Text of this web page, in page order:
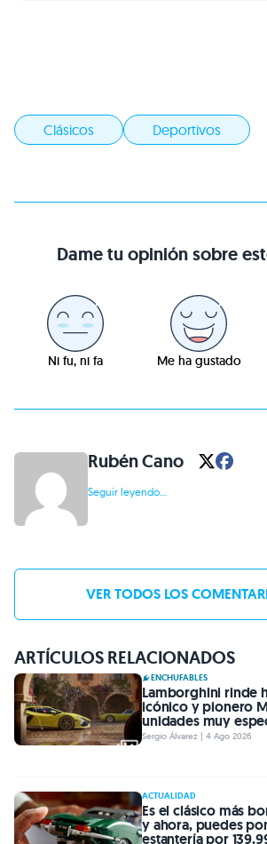
Clásicos Deportivos
Dame tu opinión sobre
Ni fu, ni fa Me ha gustado
Rubén Cano
Seguir leyendo...
VER TODOS LOS
ARTÍCULOS RELACIONADOS
ENCHUFABLES
Lamborghini rinde
icónico y pionero
unidades muy
Sergio Álvarez | 4 Ago 2026
ACTUALIDAD
Es el clásico más
y ahora, puedes
estantería por